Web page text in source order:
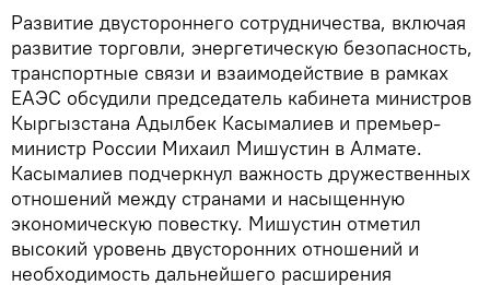
Развитие двустороннего сотрудничества, включая
развитие торговли, энергетическую безопасность,
транспортные связи и взаимодействие в рамках
ЕАЭС обсудили председатель кабинета министров
Кыргызстана Адылбек Касымалиев и премьер-
министр России Михаил Мишустин в Алмате.
Касымалиев подчеркнул важность дружественных
отношений между странами и насыщенную
экономическую повестку. Мишустин отметил
высокий уровень двусторонних отношений и
необходимость дальнейшего расширения